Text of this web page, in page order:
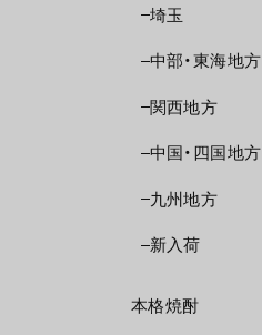
埼玉
中部・東海地方
関西地方
中国・四国地方
九州地方
新入荷
本格焼酎